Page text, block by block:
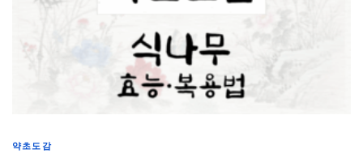
약초도감